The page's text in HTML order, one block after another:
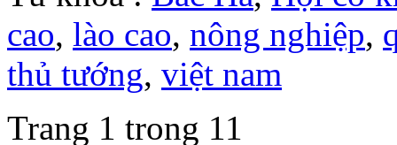
cao, lào cao, nông nghiệp,
thủ tướng, việt nam
Trang 1 trong 11